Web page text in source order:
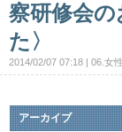
察研修会
た〉
2014/02/07 07:18 06.女
アーカイブ